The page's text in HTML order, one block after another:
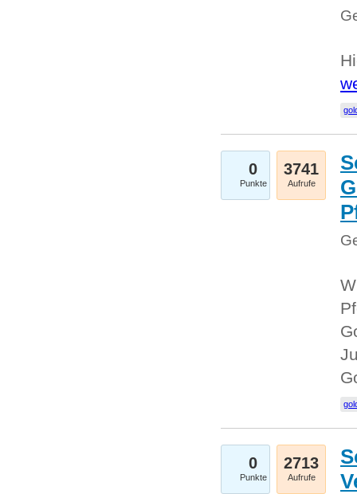
0
Punkte
3741
Aufrufe
0
Punkte
2713
Aufrufe